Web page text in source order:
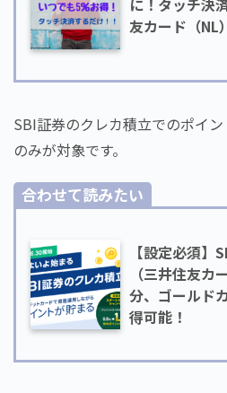
に！タッチ決
友カード（NL）
SBI証券のクレカ積立でのポイ
のみが対象です。
合わせて読みたい
【設定必須】
（三井住友カ
分、ゴールド
得可能！